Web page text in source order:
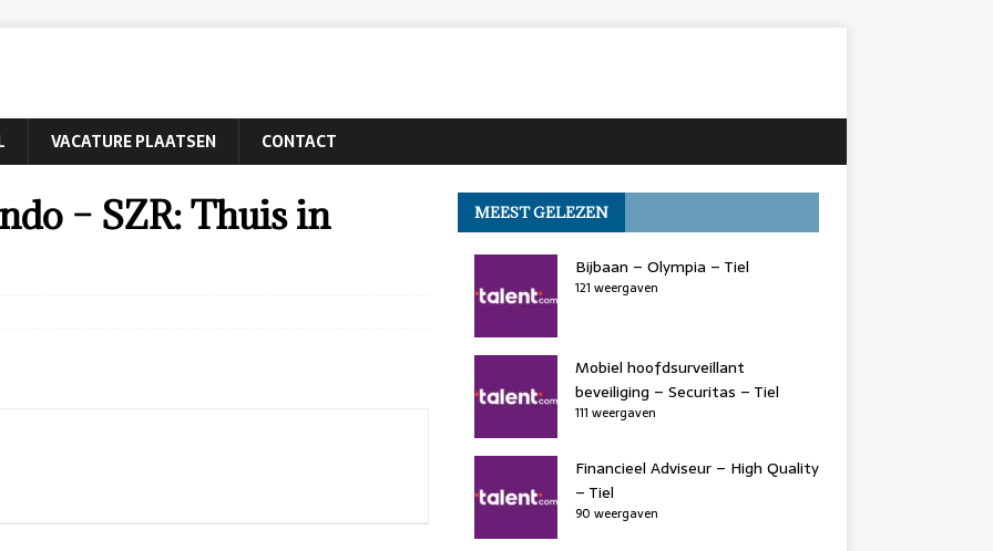
VACATURE PLAATSEN CONTACT
– SZR: Thuis in
MEEST GELEZEN
Bijbaan – Olympia – Tiel
121 weergaven
Mobiel hoofdsurveillant
beveiliging – Securitas – Tiel
111 weergaven
Financieel Adviseur – High Quality
– Tiel
90 weergaven